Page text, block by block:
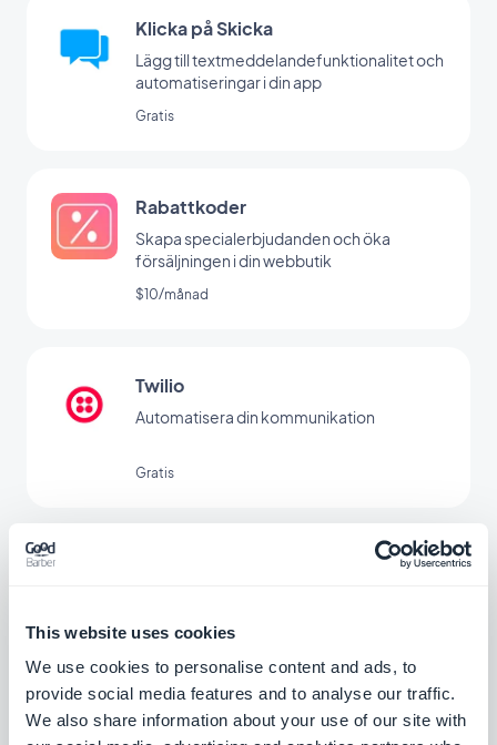
This website uses cookies
We use cookies to personalise content and ads, to
provide social media features and to analyse our traffic.
We also share information about your use of our site with
Klicka på Skicka
Lägg till textmeddelandefunktionalitet och
automatiseringar i din app
Gratis
Rabattkoder
Skapa specialerbjudanden och öka
försäljningen i din webbutik
$10/månad
Twilio
Automatisera din kommunikation
Gratis